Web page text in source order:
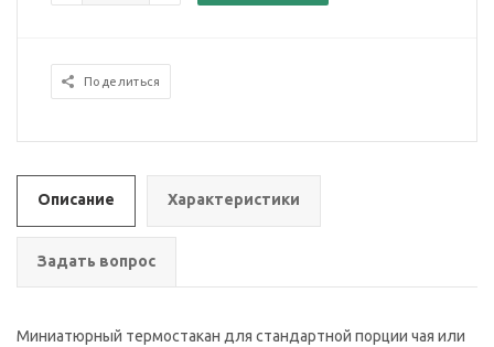
Поделиться
Описание Характеристики
Задать вопрос
Миниатюрный термостакан для стандартной порции чая или